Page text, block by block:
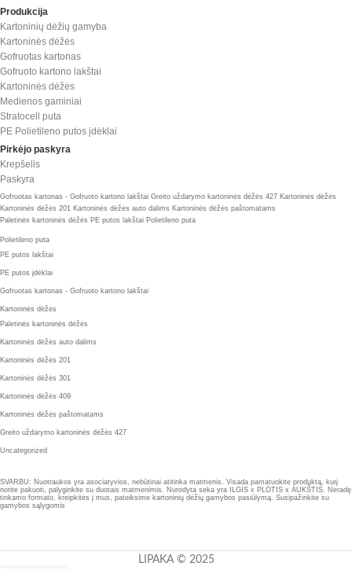
Produkcija
Kartoninių dėžių gamyba
Kartoninės dėžės
Gofruotas kartonas
Gofruoto kartono lakštai
Kartoninės dėžės
Medienos gaminiai
Stratocell puta
PE Polietileno putos įdėklai
Pirkėjo paskyra
Krepšelis
Paskyra
Gofruotas kartonas - Gofruoto kartono lakštai Greito uždarymo kartoninės dėžės 427 Kartoninės dėžės
Kartoninės dėžės 201 Kartoninės dėžės auto dalims Kartoninės dėžės paštomatams
Paletinės kartoninės dėžės PE putos lakštai Polietileno puta
Polietileno puta
PE putos lakštai
PE putos įdėklai
Gofruotas kartonas - Gofruoto kartono lakštai
Kartoninės dėžės
Paletinės kartoninės dėžės
Kartoninės dėžės auto dalims
Kartoninės dėžės 201
Kartoninės dėžės 301
Kartoninės dėžės 409
Kartoninės dėžės paštomatams
Greito uždarymo kartoninės dėžės 427
Uncategorized
SVARBU: Nuotraukos yra asociatyvios, nebūtinai atitinka matmenis. Visada pamatuokite produktą, kurį
norite pakuoti, palyginkite su duotais matmenimis. Nurodyta seka yra ILGIS x PLOTIS x AUKŠTIS. Neradę
tinkamo formato, kreipkitės į mus, pateiksime kartoninių dėžių gamybos pasiūlymą. Susipažinkite su
gamybos sąlygomis
LIPAKA © 2025